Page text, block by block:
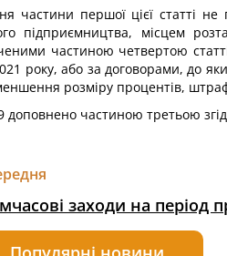
частини першої цієї статті
підприємництва, місцем
частиною четвертою
року, або за договорами, до
розміру процентів,
доповнено частиною третьою
заходи на період